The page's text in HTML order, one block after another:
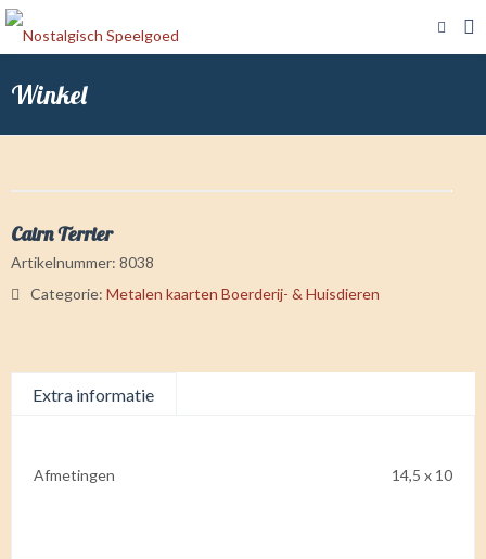
Winkel
Cairn Terrier
Artikelnummer: 8038
Categorie: Metalen kaarten Boerderij- & Huisdieren
Extra informatie
Afmetingen 14,5 x 10